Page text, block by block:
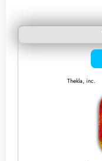
Thekla, inc.